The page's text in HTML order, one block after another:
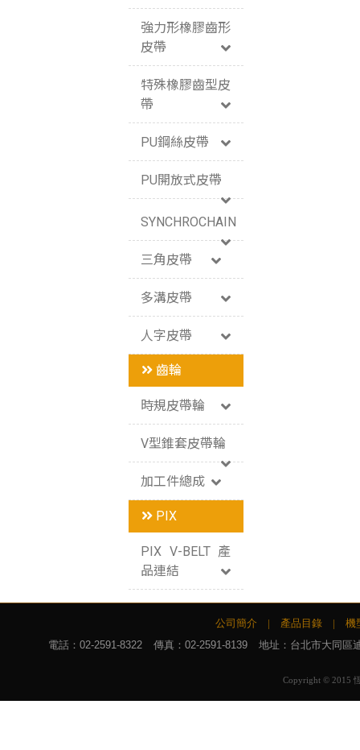
強力形橡膠齒形
皮帶
特殊橡膠齒型皮
帶
PU鋼絲皮帶
PU開放式皮帶
SYNCHROCHAIN
三角皮帶
多溝皮帶
人字皮帶
齒輪
時規皮帶輪
V型錐套皮帶輪
加工件總成
PIX
PIX V-BELT 產
品連結
公司簡介 | 產品目錄 |
機
電話：02-2591-8322 傳真：02-2591-8139 地址：台北市大同區
Copyright © 2015